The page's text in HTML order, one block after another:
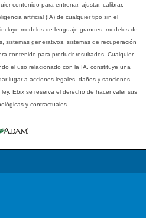
contenido para entrenar, ajustar, calibrar,
artificial (IA) de cualquier tipo sin el
modelos de lenguaje grandes, modelos de
sistemas generativos, sistemas de recuperación
contenido para producir resultados. Cualquier
el uso relacionado con la IA, constituye una
lugar a acciones legales, daños y sanciones
Ebix se reserva el derecho de hacer valer sus
y contractuales.